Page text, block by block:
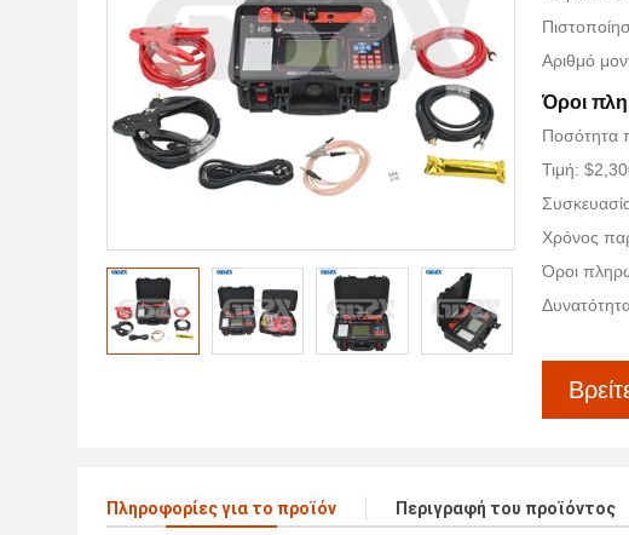
Αριθμό
Όροι
Ποσότητα
Τιμή:
Χρόνος
Όροι
Πληροφορίες για το προϊόν Περιγραφή του προϊόντος